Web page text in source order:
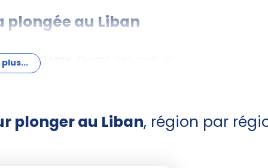
plongée au Liban
à octobre
21 et 28 °C, et l'air reste doux à
et de nombreuses épaves
plus...
plonger au Liban, région par